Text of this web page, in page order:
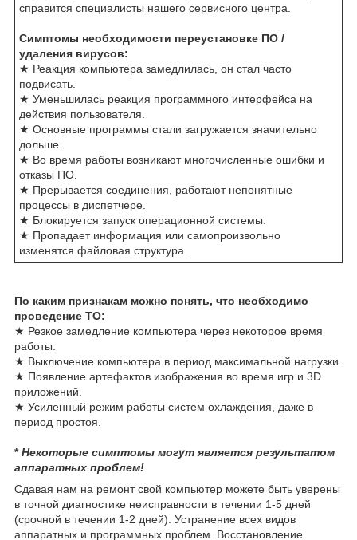
справится специалисты нашего сервисного центра.
Симптомы необходимости переустановке ПО /
удаления вирусов:
★ Реакция компьютера замедлилась, он стал часто
подвисать.
★ Уменьшилась реакция программного интерфейса на
действия пользователя.
★ Основные программы стали загружается значительно
дольше.
★ Во время работы возникают многочисленные ошибки и
отказы ПО.
★ Прерывается соединения, работают непонятные
процессы в диспетчере.
★ Блокируется запуск операционной системы.
★ Пропадает информация или самопроизвольно
изменятся файловая структура.
По каким признакам можно понять, что необходимо
проведение ТО:
★ Резкое замедление компьютера через некоторое время
работы.
★ Выключение компьютера в период максимальной нагрузки.
★ Появление артефактов изображения во время игр и 3D
приложений.
★ Усиленный режим работы систем охлаждения, даже в
период простоя.
* Некоторые симптомы могут является результатом
аппаратных проблем!
Сдавая нам на ремонт свой компьютер можете быть уверены
в точной диагностике неисправности в течении 1-5 дней
(срочной в течении 1-2 дней). Устранение всех видов
аппаратных и программных проблем. Восстановление